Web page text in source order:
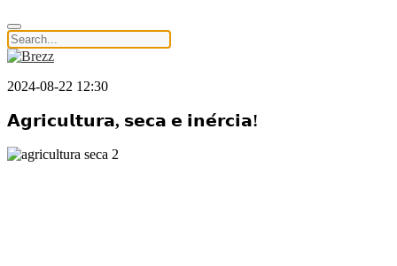
2024-08-22 12:30
𝗔𝗴𝗿𝗶𝗰𝘂𝗹𝘁𝘂𝗿𝗮, 𝘀𝗲𝗰𝗮 𝗲 𝗶𝗻𝗲́𝗿𝗰𝗶𝗮!